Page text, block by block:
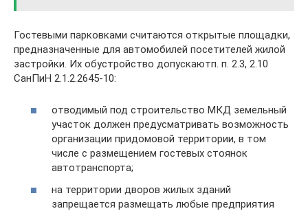
Гостевыми парковками считаются открытые площадки,
предназначенные для автомобилей посетителей жилой
застройки. Их обустройство допускаютп. п. 2.3, 2.10
СанПиН 2.1.2.2645-10:
отводимый под строительство МКД земельный
участок должен предусматривать возможность
организации придомовой территории, в том
числе с размещением гостевых стоянок
автотранспорта;
на территории дворов жилых зданий
запрещается размещать любые предприятия